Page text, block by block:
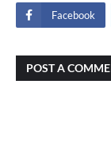
Facebook
POST A